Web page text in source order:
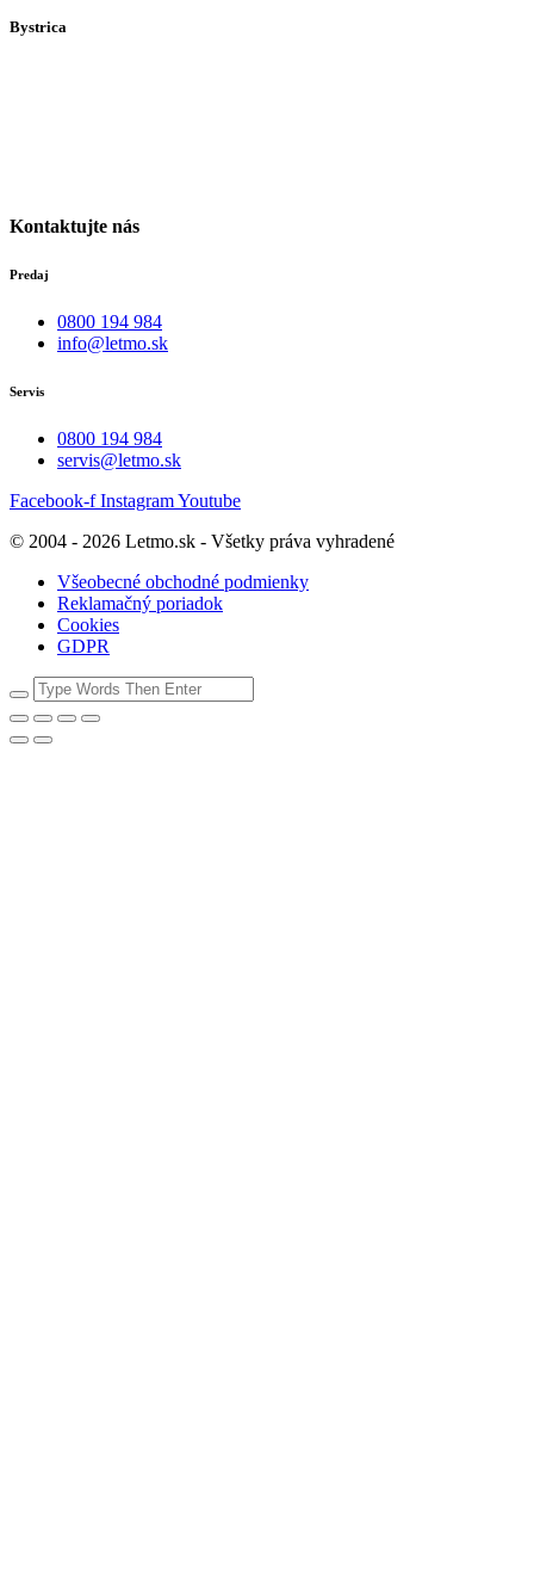
Bystrica
Kontaktujte nás
Predaj
0800 194 984
info@letmo.sk
Servis
0800 194 984
servis@letmo.sk
Facebook-f InstagramYoutube
© 2004 - 2026 Letmo.sk - Všetky práva vyhradené
Všeobecné obchodné podmienky
Reklamačný poriadok
Cookies
GDPR